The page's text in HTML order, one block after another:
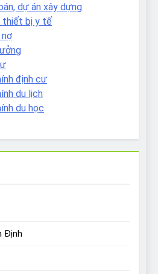
dự án xây dựng
thiết bị y tế
định cư
du lịch
du học
Định